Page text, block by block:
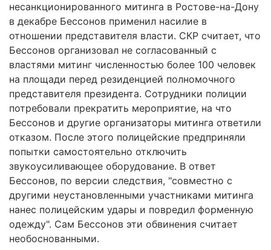
несанкционированного митинга в Ростове-на-Дону
в декабре Бессонов применил насилие в
отношении представителя власти. СКР считает, что
Бессонов организовал не согласованный с
властями митинг численностью более 100 человек
на площади перед резиденцией полномочного
представителя президента. Сотрудники полиции
потребовали прекратить мероприятие, на что
Бессонов и другие организаторы митинга ответили
отказом. После этого полицейские предприняли
попытки самостоятельно отключить
звукоусиливающее оборудование. В ответ
Бессонов, по версии следствия, "совместно с
другими неустановленными участниками митинга
нанес полицейским удары и повредил форменную
одежду". Сам Бессонов эти обвинения считает
необоснованными.